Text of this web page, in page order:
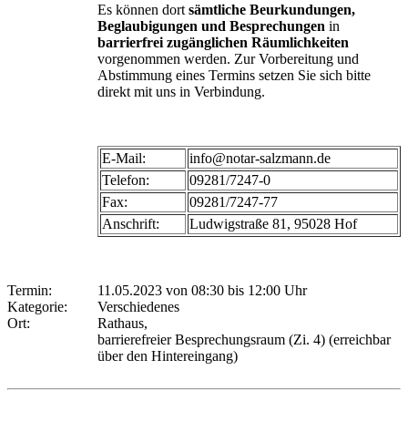
Es können dort sämtliche Beurkundungen,
Beglaubigungen und Besprechungen in
barrierfrei zugänglichen Räumlichkeiten
vorgenommen werden. Zur Vorbereitung und
Abstimmung eines Termins setzen Sie sich bitte
direkt mit uns in Verbindung.
E-Mail:
info@notar-salzmann.de
Telefon:
09281/7247-0
Fax:
09281/7247-77
Anschrift:
Ludwigstraße 81, 95028 Hof
Termin: 11.05.2023 von 08:30 bis 12:00 Uhr
Kategorie:
Verschiedenes
Ort:
Rathaus,
barrierefreier Besprechungsraum (Zi. 4) (erreichbar
über den Hintereingang)